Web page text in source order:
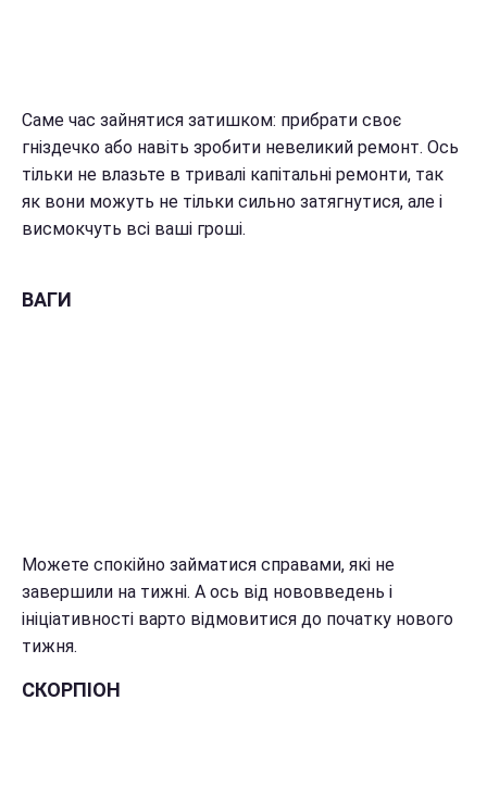
Саме час зайнятися затишком: прибрати своє
гніздечко або навіть зробити невеликий ремонт. Ось
тільки не влазьте в тривалі капітальні ремонти, так
як вони можуть не тільки сильно затягнутися, але і
висмокчуть всі ваші гроші.
ВАГИ
Можете спокійно займатися справами, які не
завершили на тижні. А ось від нововведень і
ініціативності варто відмовитися до початку нового
тижня.
СКОРПІОН